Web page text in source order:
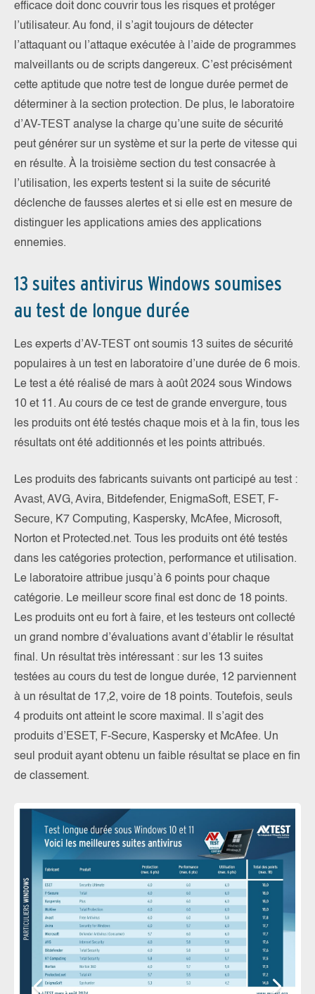
efficace doit donc couvrir tous les risques et protéger
l’utilisateur. Au fond, il s’agit toujours de détecter
l’attaquant ou l’attaque exécutée à l’aide de programmes
malveillants ou de scripts dangereux. C’est précisément
cette aptitude que notre test de longue durée permet de
déterminer à la section protection. De plus, le laboratoire
d’AV-TEST analyse la charge qu’une suite de sécurité
peut générer sur un système et sur la perte de vitesse qui
en résulte. À la troisième section du test consacrée à
l’utilisation, les experts testent si la suite de sécurité
déclenche de fausses alertes et si elle est en mesure de
distinguer les applications amies des applications
ennemies.
13 suites antivirus Windows soumises
au test de longue durée
Les experts d’AV-TEST ont soumis 13 suites de sécurité
populaires à un test en laboratoire d’une durée de 6 mois.
Le test a été réalisé de mars à août 2024 sous Windows
10 et 11. Au cours de ce test de grande envergure, tous
les produits ont été testés chaque mois et à la fin, tous les
résultats ont été additionnés et les points attribués.
Les produits des fabricants suivants ont participé au test :
Avast, AVG, Avira, Bitdefender, EnigmaSoft, ESET, F-
Secure, K7 Computing, Kaspersky, McAfee, Microsoft,
Norton et Protected.net. Tous les produits ont été testés
dans les catégories protection, performance et utilisation.
Le laboratoire attribue jusqu’à 6 points pour chaque
catégorie. Le meilleur score final est donc de 18 points.
Les produits ont eu fort à faire, et les testeurs ont collecté
un grand nombre d’évaluations avant d’établir le résultat
final. Un résultat très intéressant : sur les 13 suites
testées au cours du test de longue durée, 12 parviennent
à un résultat de 17,2, voire de 18 points. Toutefois, seuls
4 produits ont atteint le score maximal. Il s’agit des
produits d’ESET, F-Secure, Kaspersky et McAfee. Un
seul produit ayant obtenu un faible résultat se place en fin
de classement.